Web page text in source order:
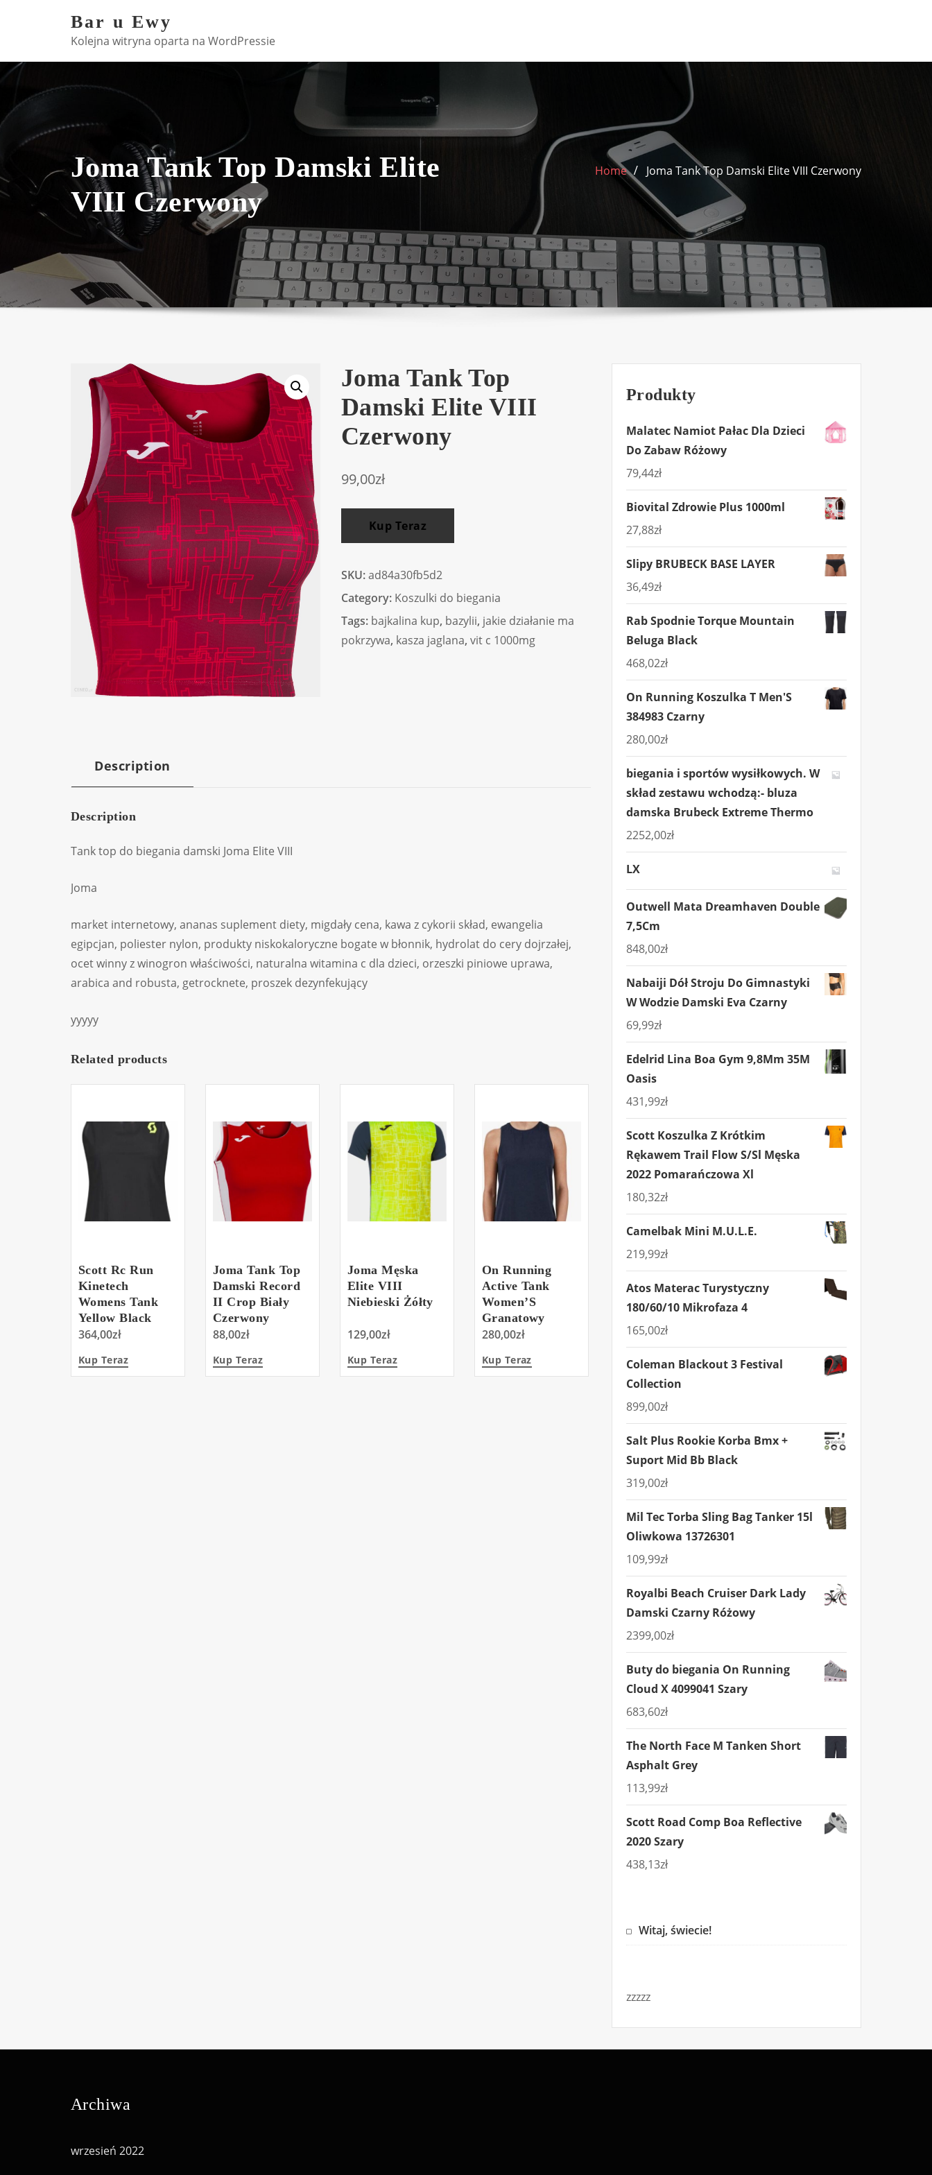
Bar u Ewy
Kolejna witryna oparta na WordPressie
Joma Tank Top Damski Elite
VIII Czerwony
Home Joma Tank Top Damski Elite VIII Czerwony
Joma Tank Top
Damski Elite VIII
Czerwony
99,00zł
Kup Teraz
SKU:ad84a30fb5d2
Category: Koszulki do biegania
Tags: bajkalina kup, bazylii, jakie działanie ma
pokrzywa, kasza jaglana, vit c 1000mg
Description
Description
Tank top do biegania damski Joma Elite VIII
Joma
market internetowy, ananas suplement diety, migdały cena, kawa z cykorii skład, ewangelia
egipcjan, poliester nylon, produkty niskokaloryczne bogate w błonnik, hydrolat do cery dojrzałej,
ocet winny z winogron właściwości, naturalna witamina c dla dzieci, orzeszki piniowe uprawa,
arabica and robusta, getrocknete, proszek dezynfekujący
yyyyy
Related products
Scott Rc Run
Kinetech
Womens Tank
Yellow Black
364,00zł
Kup Teraz
Joma Tank Top
Damski Record
II Crop Biały
Czerwony
88,00zł
Kup Teraz
Joma Męska
Elite VIII
Niebieski Żółty
129,00zł
Kup Teraz
On Running
Active Tank
Women’S
Granatowy
280,00zł
Kup Teraz
Produkty
Malatec Namiot Pałac Dla Dzieci
Do Zabaw Różowy
79,44zł
Biovital Zdrowie Plus 1000ml
27,88zł
Slipy BRUBECK BASE LAYER
36,49zł
Rab Spodnie Torque Mountain
Beluga Black
468,02zł
On Running Koszulka T Men'S
384983 Czarny
280,00zł
biegania i sportów wysiłkowych. W
skład zestawu wchodzą:- bluza
damska Brubeck Extreme Thermo
2252,00zł
LX
Outwell Mata Dreamhaven Double
7,5Cm
848,00zł
Nabaiji Dół Stroju Do Gimnastyki
W Wodzie Damski Eva Czarny
69,99zł
Edelrid Lina Boa Gym 9,8Mm 35M
Oasis
431,99zł
Scott Koszulka Z Krótkim
Rękawem Trail Flow S/Sl Męska
2022 Pomarańczowa Xl
180,32zł
Camelbak Mini M.U.L.E.
219,99zł
Atos Materac Turystyczny
180/60/10 Mikrofaza 4
165,00zł
Coleman Blackout 3 Festival
Collection
899,00zł
Salt Plus Rookie Korba Bmx +
Suport Mid Bb Black
319,00zł
Mil Tec Torba Sling Bag Tanker 15l
Oliwkowa 13726301
109,99zł
Royalbi Beach Cruiser Dark Lady
Damski Czarny Różowy
2399,00zł
Buty do biegania On Running
Cloud X 4099041 Szary
683,60zł
The North Face M Tanken Short
Asphalt Grey
113,99zł
Scott Road Comp Boa Reflective
2020 Szary
438,13zł
Witaj, świecie!
zzzzz
Archiwa
wrzesień 2022